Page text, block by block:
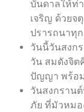
บันดาลให้ท่
เจริญ ด้วยจ
ปรารถนาทุ
วันนี้วันสงก
วัน สมดังจิต
ปัญญา พร้อ
วันสงกราน
ภัย ที่มัวหมอ